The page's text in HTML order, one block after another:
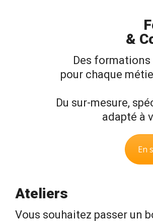
&
Des
pour chaque
Du sur-mesure,
adapté à
En
Ateliers
Vous souhaitez passer un